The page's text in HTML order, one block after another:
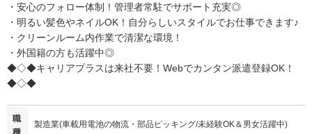
・安心のフォロー体制！管理者常駐でサポート充実◎
・明るい髪色やネイルOK！自分らしいスタイルでお仕事できます♪
・クリーンルーム内作業で清潔な環境！
・外国籍の方も活躍中◎
◆◇◆キャリアプラスは来社不要！Webでカンタン派遣登録OK！
◆◇◆
職
製造業(車載用電池の物流・部品ピッキング/未経験OK＆男女活躍中)